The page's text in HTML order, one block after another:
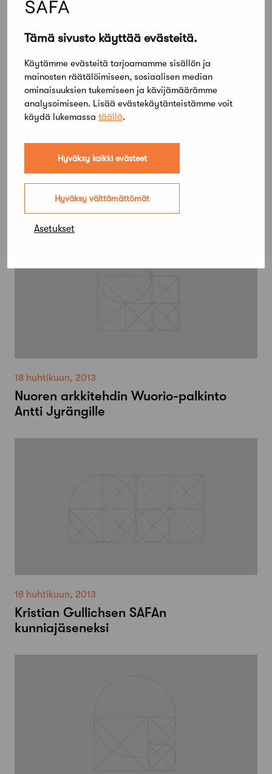
Tämä sivusto käyttää evästeitä.
Käytämme evästeitä tarjoamamme sisällön ja
mainosten räätälöimiseen, sosiaalisen median
ominaisuuksien tukemiseen ja kävijämäärämme
analysoimiseen. Lisää evästekäytänteistämme voit
käydä lukemassa täällä.
Hyväksy kaikki evästeet
Hyväksy välttämättömät
Asetukset
19 huhtikuun, 2013
Kristian Gullichsen SAFAn
kunniajäseneksi
18 huhtikuun, 2013
Nuoren arkkitehdin Wuorio-palkinto
Antti Jyrängille
18 huhtikuun, 2013
Kristian Gullichsen SAFAn
kunniajäseneksi